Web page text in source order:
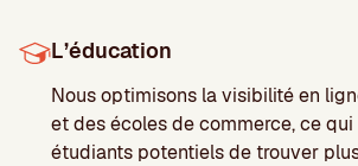
L’éducation
Nous optimisons la visibilité en
et des écoles de commerce, ce
étudiants potentiels de trouver